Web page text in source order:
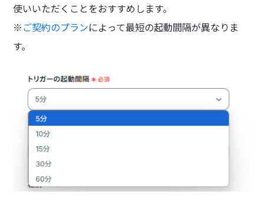
使いいただくことをおすすめします。
※ご契約のプランによって最短の起動間隔が異なりま
す。